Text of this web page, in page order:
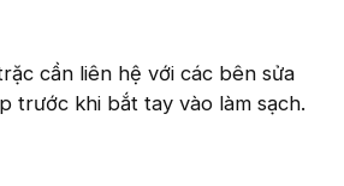
cần liên hệ với các bên sửa
trước khi bắt tay vào làm sạch.